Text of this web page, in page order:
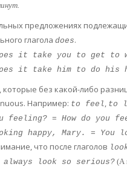
предложениях
глагола does.
it take you to get to
it take him to do his
которые без какой-либо
Например: to feel, to
feeling? = How do you
happy, Mary. = You
что после глаголов
always look so serious? (А